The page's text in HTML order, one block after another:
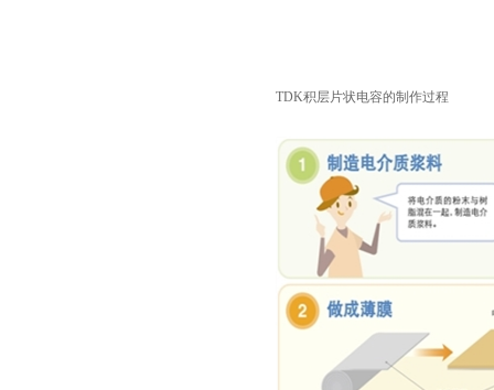
TDK积层片状电容的制作过程